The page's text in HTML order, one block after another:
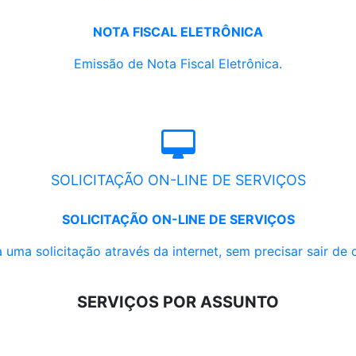
NOTA FISCAL ELETRÔNICA
Emissão de Nota Fiscal Eletrônica.
SOLICITAÇÃO ON-LINE DE SERVIÇOS
SOLICITAÇÃO ON-LINE DE SERVIÇOS
uma solicitação através da internet, sem precisar sair de
SERVIÇOS POR ASSUNTO